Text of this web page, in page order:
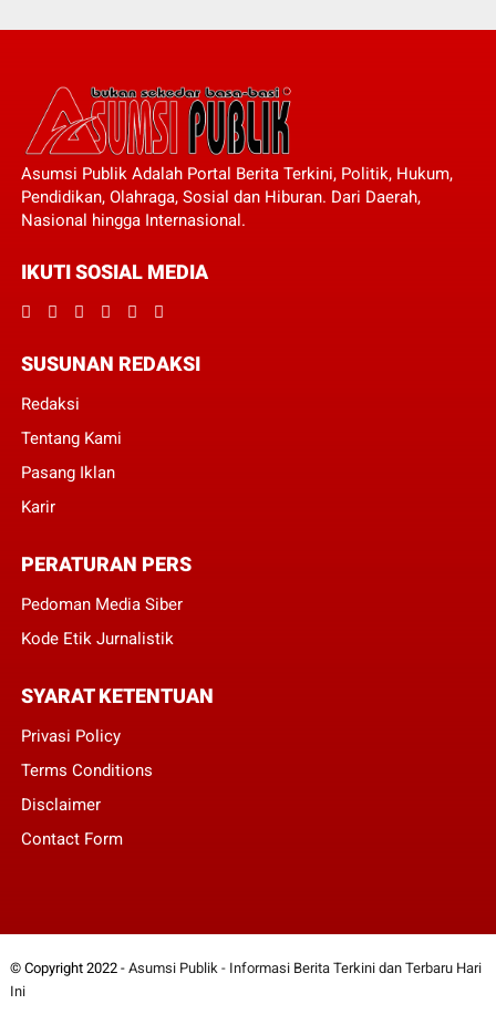
Asumsi Publik Adalah Portal Berita Terkini, Politik, Hukum,
Pendidikan, Olahraga, Sosial dan Hiburan. Dari Daerah,
Nasional hingga Internasional.
IKUTI SOSIAL MEDIA
SUSUNAN REDAKSI
Redaksi
Tentang Kami
Pasang Iklan
Karir
PERATURAN PERS
Pedoman Media Siber
Kode Etik Jurnalistik
SYARAT KETENTUAN
Privasi Policy
Terms Conditions
Disclaimer
Contact Form
© Copyright 2022 - Asumsi Publik - Informasi Berita Terkini dan Terbaru Hari
Ini